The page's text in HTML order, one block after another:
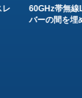
レ
60GHz帯無
バーの間を埋